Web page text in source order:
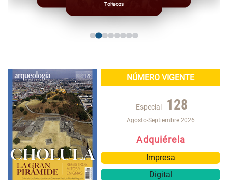
Toltecas
NÚMERO VIGENTE
Especial 128
Agosto-Septiembre 2026
Adquiérela
Impresa
Digital